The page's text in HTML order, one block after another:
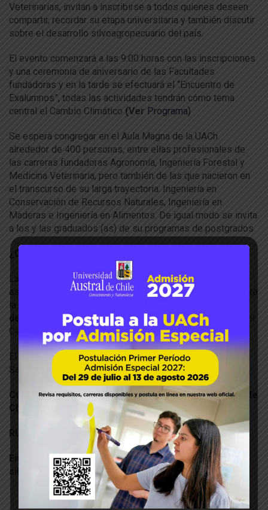
Veterinarias, invitan a inscribirse a todos quienes deseen
compartir, recordar su etapa universitaria y también discutir
sobre el desarrollo silvoagropecuario del país.
El evento comenzará a las 9:00 horas con las inscripciones
y una ceremonia de aniversario de las Facultades
fundadoras y en la tarde se efectuará el “Encuentro de
Exalumnos”, todas las actividades tendrán cómo tema
central el Cambio Climático (Ver Programa)
Se espera congregar en el Aula Magna de la UACh
alrededor de 400 personas, entre ellas profesionales de
las carreras fundadoras Agronomía, Ingeniería Forestal y
Medicina Veterinaria, pero también de las que nacieron en
el transcurso de su larga trayectoria: Ingeniería en
Conservación de Recursos Naturales, Ingeniería en
Maderas e Ingeniería en Alimentos. De igual modo se invita
a los y las graduados (as) de su programas de postgrados.
¿Cómo inscribirse?
La adhesión es de $35.000, costo que considera la
asistencia a la ceremonia inaugural, charla magistral durante
desafíos”
por la tarde, y finalmente una cena bailable en el
Centro de Convenciones Dreams Valdivia.
El pago se debe realizar a la siguiente cuenta del Banco
Santander:
Cuenta Corriente Nº 2590908-9, Universidad Austral de
Chile
RUT 81.380.500-6
Email confirmación y consultas a:
silvoagropecuario2019@uach.cl